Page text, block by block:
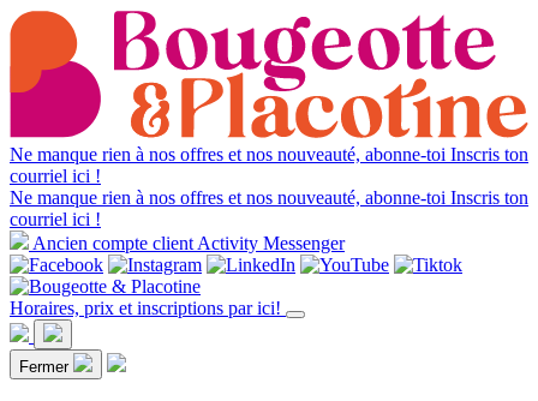
Ne manque rien à nos offres et nos nouveauté, abonne-toi Inscris ton
courriel ici !
Ne manque rien à nos offres et nos nouveauté, abonne-toi Inscris ton
courriel ici !
Ancien compte client Activity Messenger
Horaires, prix et inscriptions par ici!
Fermer